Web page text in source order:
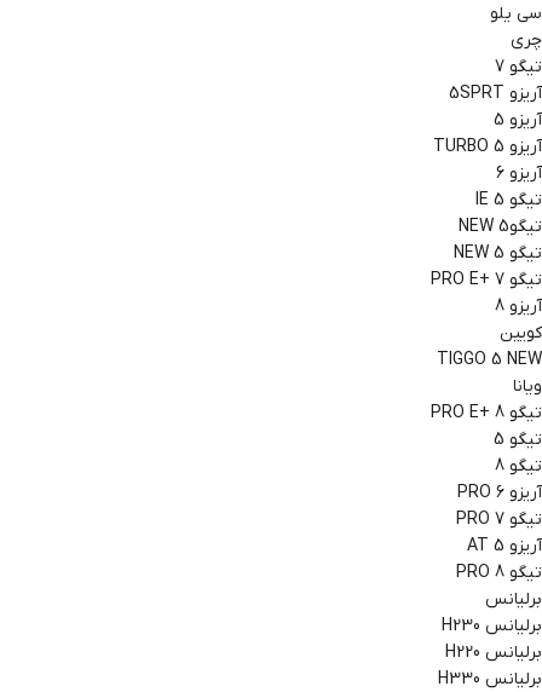
سی یلو
چری
تیگو 7
آریزو 5SPRT
آریزو 5
آریزو 5 TURBO
آریزو 6
تیگو 5 IE
تیگو5 NEW
تیگو 5 NEW
تیگو 7 +PRO E
آریزو 8
کویین
TIGGO 5 NEW
ویانا
تیگو 8 +PRO E
تیگو 5
تیگو 8
آریزو 6 PRO
تیگو 7 PRO
آریزو 5 AT
تیگو 8 PRO
برلیانس
برلیانس H230
برلیانس H220
برلیانس H330